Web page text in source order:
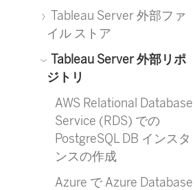
Tableau Server 外部ファ
イル ストア
Tableau Server 外部リポ
ジトリ
AWS Relational Database
Service (RDS) での
PostgreSQL DB インスタ
ンスの作成
Azure で Azure Database